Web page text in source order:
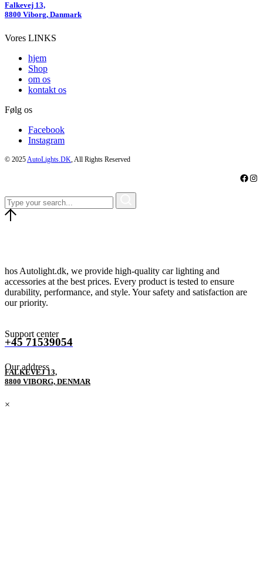
Falkevej 13,
8800 Viborg, Danmark
Vores LINKS
hjem
Shop
om os
kontakt os
Følg os
Facebook
Instagram
© 2025 AutoLights.DK , All Rights Reserved
hos Autolight.dk, we provide high-quality car lighting and
accessories at the best prices. Every product is tested to ensure
durability, performance, and style. Your safety and satisfaction are
our priority.
Support center
+45 71539054
Our address
FALKEVEJ 13,
8800 VIBORG, DENMAR
×